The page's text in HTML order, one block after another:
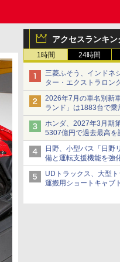
アクセスランキン
1時間 24時間
三菱ふそう、インドネ
ター・エクストラロン
ックベースの観光・旅
2026年7月の車名別新
ランド」は1883台で
は2591台で27位に
ホンダ、2027年3月期
5307億円で過去最高を
日野、小型バス「日野
備と運転支援機能を強
UDトラックス、大型
運搬用ショートキャブ